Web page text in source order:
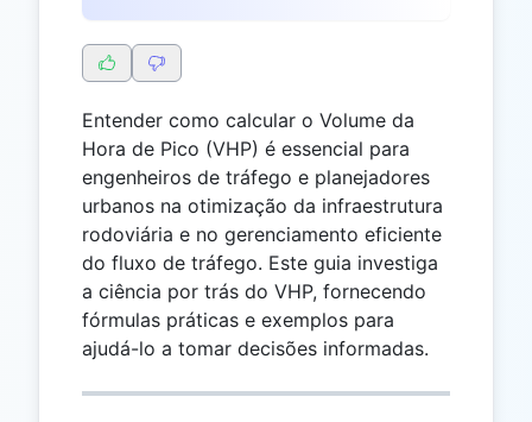
Entender como calcular o Volume da
Hora de Pico (VHP) é essencial para
engenheiros de tráfego e planejadores
urbanos na otimização da infraestrutura
rodoviária e no gerenciamento eficiente
do fluxo de tráfego. Este guia investiga
a ciência por trás do VHP, fornecendo
fórmulas práticas e exemplos para
ajudá-lo a tomar decisões informadas.